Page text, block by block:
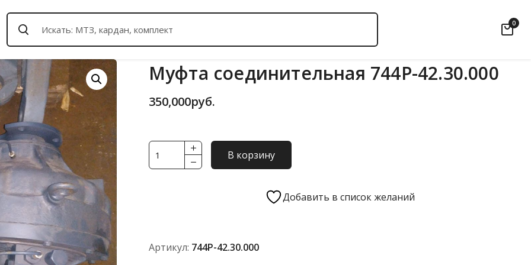
0
Муфта соединительная 744Р-42.30.000
350,000руб.
Количество
товара
В корзину
Добавить в список желаний
Артикул: 744Р-42.30.000